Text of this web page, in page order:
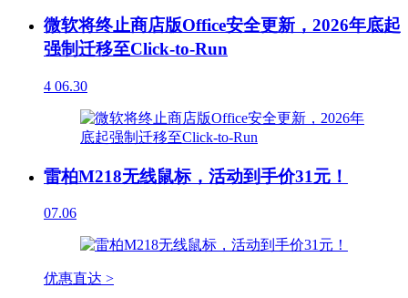
微软将终止商店版Office安全更新，2026年底起
强制迁移至Click-to-Run
4 06.30
雷柏M218无线鼠标，活动到手价31元！
07.06
优惠直达 >